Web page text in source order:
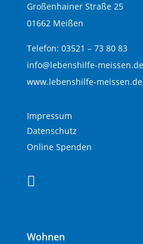
Großenhainer Straße 25
01662 Meißen
Telefon: 03521 – 73 80 83
info@lebenshilfe-meissen.de
www.lebenshilfe-meissen.de
Impressum
Datenschutz
Online Spenden

Wohnen